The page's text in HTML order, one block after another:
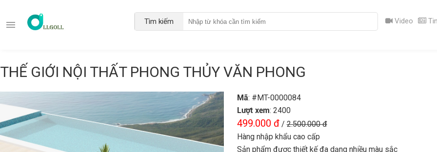
Tìm kiếm Video
THẾ GIỚI NỘI THẤT PHONG THỦY VĂN PHONG
Mã: #MT-0000084
Lượt xem: 2400
499.000 đ/2.500.000 đ
Hàng nhập khẩu cao cấp
Sản phẩm được thiết kế đa dạng nhiều màu sắc